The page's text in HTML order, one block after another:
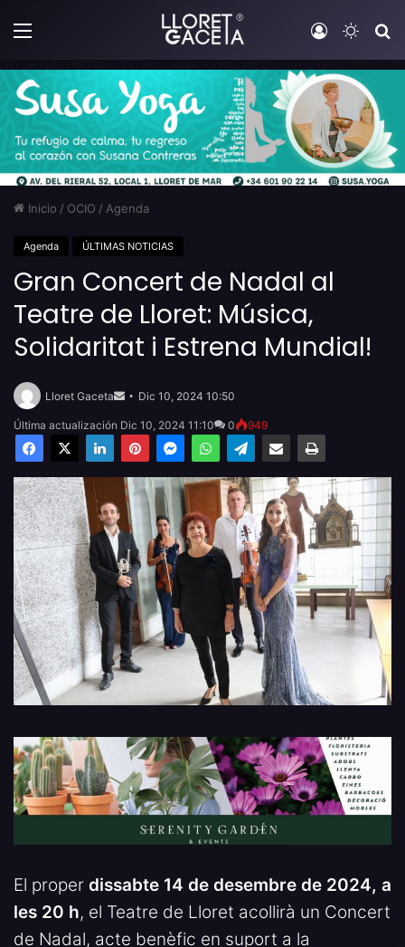
Menú Iniciar
Inicio / OCIO / Agenda
Agenda ÚLTIMAS NOTICIAS
Gran Concert de Nadal al
Teatre de Lloret: Música,
Solidaritat i Estrena Mundial!
Lloret Gaceta
email
Dic 10, 2024 10:50
Última actualización Dic 10, 2024 11:10 0 949
Facebook
X LinkedInPinterestMessengerWhatsAppTelegramCompartir por email Imprimir
El proper dissabte 14 de desembre de 2024, a
les 20 h, el Teatre de Lloret acollirà un Concert
de Nadal, acte benèfic en suport a la